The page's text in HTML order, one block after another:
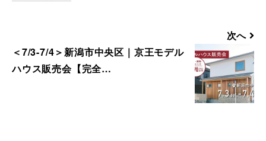
ます。
4. 後日、弊社からプレゼントを郵送にてお
次へ
＜7/3-7/4＞新潟市中央区｜京王モデル
ハウス販売会【完全…